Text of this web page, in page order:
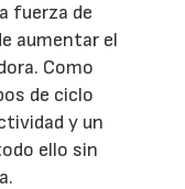
fuerza de
aumentar el
Como
de ciclo
y un
ello sin